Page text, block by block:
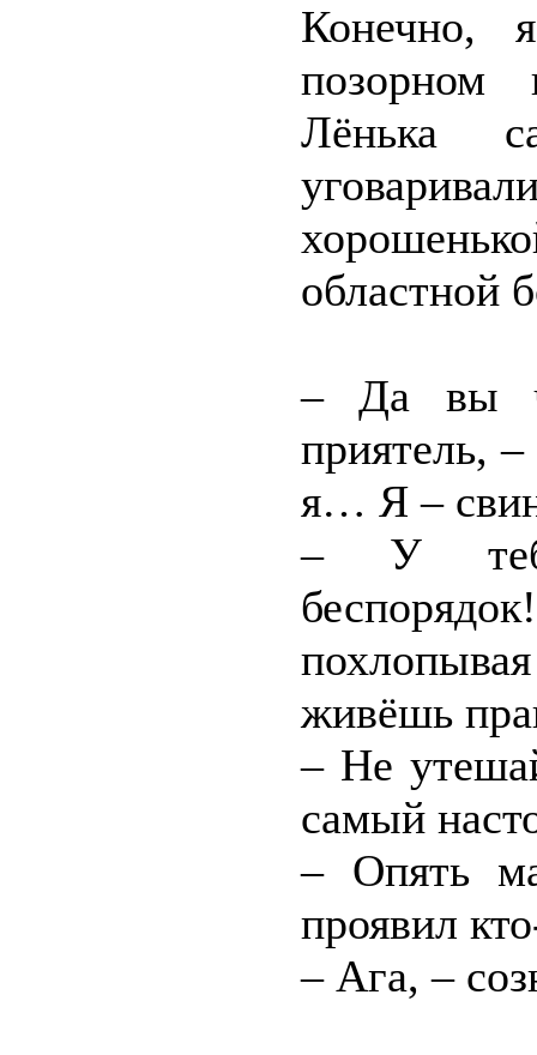
Конечно,
позорном
Лёнька
областной
– Да вы
приятель, –
я… Я –
– У тебя
живёшь
– Не
самый
– Опять
проявил
– Ага, –